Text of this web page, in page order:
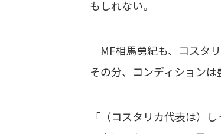
もしれない。
MF相馬勇紀も、コスタ
その分、コンディション
「（コスタリカ代表は）